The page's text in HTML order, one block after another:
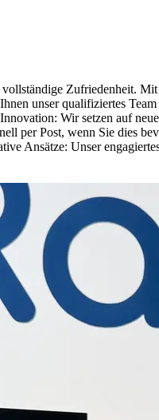
Zufriedenheit.
unser qualifiziertes
Wir setzen auf
per Post, wenn Sie dies
Ansätze: Unser